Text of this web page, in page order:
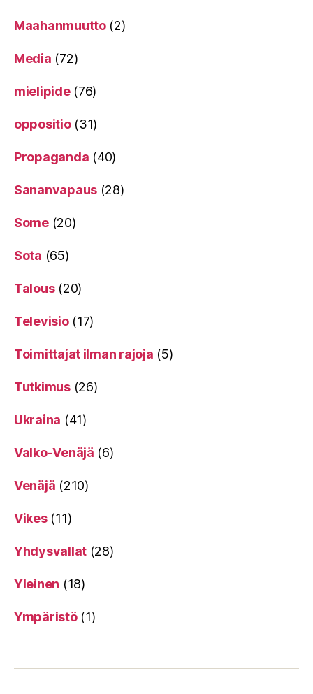
Maahanmuutto(2)
Media (72)
mielipide(76)
oppositio(31)
Propaganda (40)
Sananvapaus (28)
Some(20)
Sota (65)
Talous(20)
Televisio(17)
Toimittajat ilman rajoja (5)
Tutkimus(26)
Ukraina (41)
Valko-Venäjä (6)
Venäjä (210)
Vikes(11)
Yhdysvallat (28)
Yleinen (18)
Ympäristö(1)